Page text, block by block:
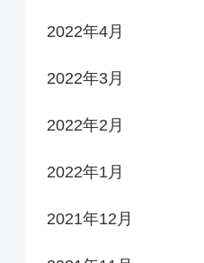
2022年4月
2022年3月
2022年2月
2022年1月
2021年12月